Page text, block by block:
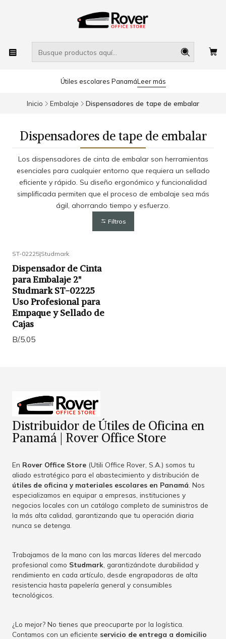
Útiles escolares PanamáLeer más
Inicio Embalaje Dispensadores de tape de embalar
Dispensadores de tape de embalar
Los dispensadores de cinta de embalar son herramientas
esenciales para cualquier entorno que requiera un sellado
eficiente y rápido. Su diseño ergonómico y funcionalidad
simplificada permiten que el proceso de embalaje sea más
ágil, ahorrando tiempo y esfuerzo.
Filtros
ST-02225|Studmark
Dispensador de Cinta
para Embalaje 2"
Studmark ST-02225
Uso Profesional para
Empaque y Sellado de
Cajas
B/.5.05
Distribuidor de Útiles de Oficina en
Panamá | Rover Office Store
En Rover Office Store (Utili Office Rover, S.A.) somos tu
aliado estratégico para el abastecimiento y distribución de
útiles de oficina y materiales escolares en Panamá . Nos
especializamos en equipar a empresas, instituciones y
negocios locales con un catálogo completo de suministros de
la más alta calidad, garantizando que tu operación diaria
nunca se detenga.
Trabajamos de la mano con las marcas líderes del mercado
profesional como Studmark , garantizándote durabilidad y
rendimiento en cada artículo, desde engrapadoras de alta
resistencia hasta papelería general y consumibles
tecnológicos.
¿Lo mejor? No tienes que preocuparte por la logística.
Contamos con un eficiente servicio de entrega a domicilio